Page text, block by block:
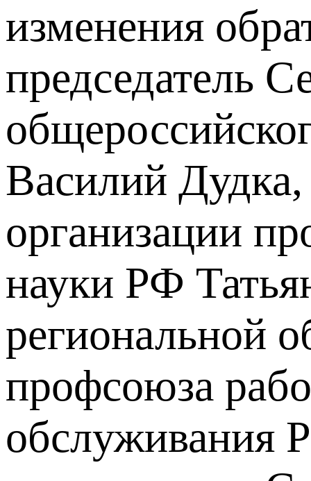
изменения
председатель
Василий Дудка,
организации
науки РФ
региональной
профсоюза
обслуживания